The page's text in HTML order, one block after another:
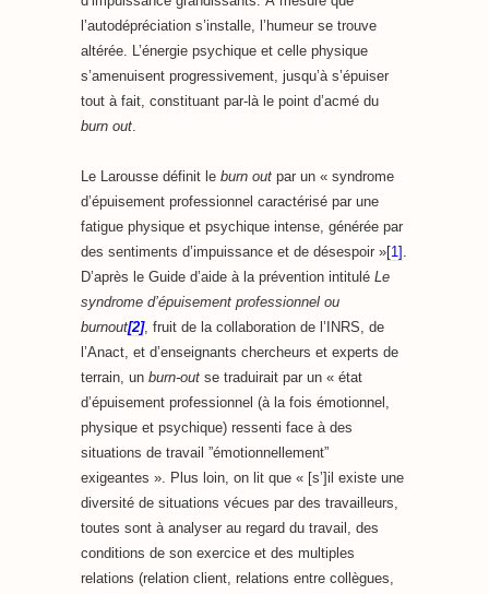
l’autodépréciation s’installe, l’humeur se trouve
altérée. L’énergie psychique et celle physique
s’amenuisent progressivement, jusqu’à s’épuiser
tout à fait, constituant par-là le point d’acmé du
burn out.
Le Larousse définit le burn out par un « syndrome
d’épuisement professionnel caractérisé par une
fatigue physique et psychique intense, générée par
des sentiments d’impuissance et de désespoir »[1] .
D’après le Guide d’aide à la prévention intitulé Le
syndrome d’épuisement professionnel ou
burnout[2], fruit de la collaboration de l’INRS, de
l’Anact, et d’enseignants chercheurs et experts de
terrain, un burn-out se traduirait par un « état
d’épuisement professionnel (à la fois émotionnel,
physique et psychique) ressenti face à des
situations de travail ”émotionnellement”
exigeantes ». Plus loin, on lit que « [s’]il existe une
diversité de situations vécues par des travailleurs,
toutes sont à analyser au regard du travail, des
conditions de son exercice et des multiples
relations (relation client, relations entre collègues,